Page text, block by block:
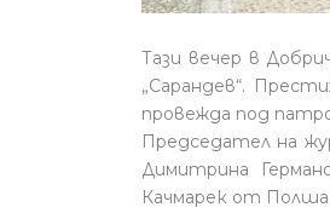
Тази вечер в
„Сарандев“.
провежда под
Председател на
Димитрина
Качмарек от